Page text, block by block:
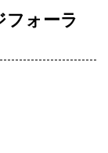
フォーラ